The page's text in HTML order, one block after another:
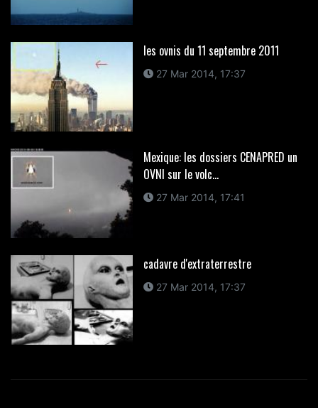
les ovnis du 11 septembre 2011
27 Mar 2014, 17:37
Mexique: les dossiers CENAPRED un
OVNI sur le volc...
27 Mar 2014, 17:41
cadavre d'extraterrestre
27 Mar 2014, 17:37